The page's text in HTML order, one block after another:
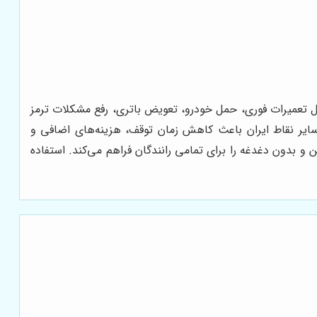
تعمیرات فوری، حمل خودرو، تعویض باتری، رفع مشکلات ترمز
نقاط ایران باعث کاهش زمان توقف، هزینه‌های اضافی و
بدون دغدغه را برای تمامی رانندگان فراهم می‌کند. استفاده